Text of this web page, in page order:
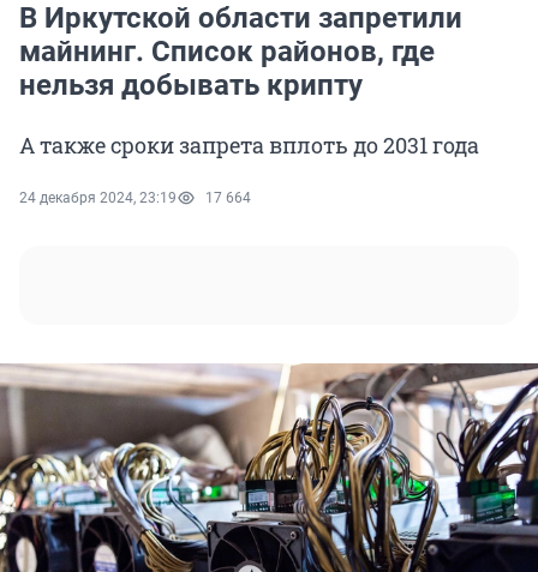
В Иркутской области запретили
майнинг. Список районов, где
нельзя добывать крипту
А также сроки запрета вплоть до 2031 года
24 декабря 2024, 23:19 17 664